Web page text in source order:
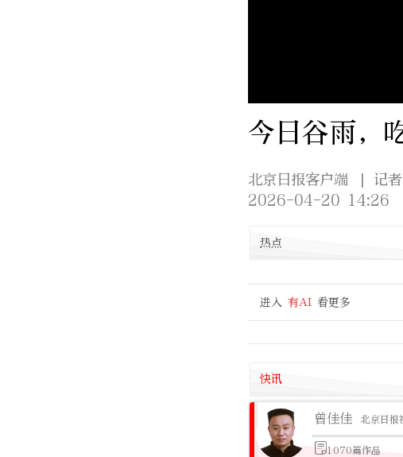
今日谷雨，
北京日报客户端
| 记
2026-04-20 14:26
热点
进入 有AI 看更多
快讯
曾佳佳 北京日报
1070篇作品